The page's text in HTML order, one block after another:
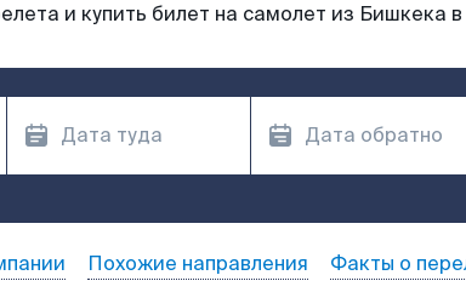
и купить билет на самолет из Бишкека
Похожие направления Факты о